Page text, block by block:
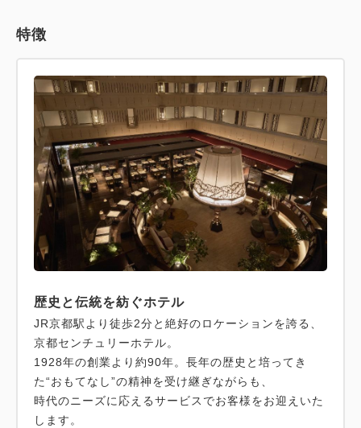
特徴
歴史と伝統を紡ぐホテル
JR京都駅より徒歩2分と絶好のロケーションを誇る、
京都センチュリーホテル。
1928年の創業より約90年。長年の歴史と培ってき
た“おもてなし”の精神を受け継ぎながらも、
時代のニーズに応えるサービスでお客様をお迎えいた
します。